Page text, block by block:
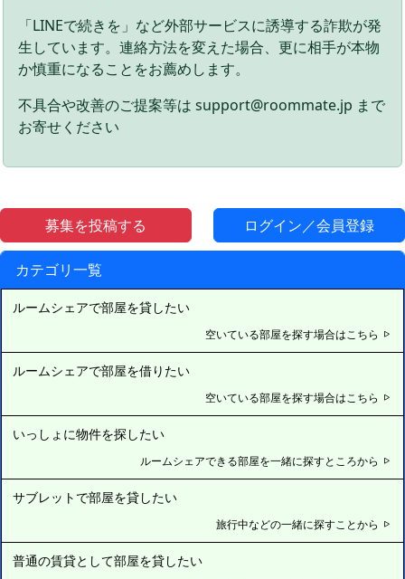
募集を投稿する ログイン／会員登録
カテゴリ一覧
ルームシェアで部屋を貸したい
空いている部屋を探す場合はこちら
ルームシェアで部屋を借りたい
空いている部屋を探す場合はこちら
いっしょに物件を探したい
ルームシェアできる部屋を一緒に探すところから
サブレットで部屋を貸したい
旅行中などの一緒に探すことから
普通の賃貸として部屋を貸したい
「LINEで続きを」など外部サービスに誘導する詐欺が発
生しています。連絡方法を変えた場合、更に相手が本物
か慎重になることをお薦めします。
不具合や改善のご提案等は support@roommate.jp まで
お寄せください